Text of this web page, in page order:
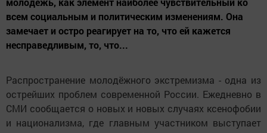
всем социальным и политическим изменениям. Она
замечает и остро реагирует на то, что ей кажется
несправедливым, то, что...
Распространение молодёжного экстремизма - одна из
острейших проблем современной России. Ежедневно в
СМИ сообщается о новых и новых случаях ксенофобии
и национализма, где главным участником выступает